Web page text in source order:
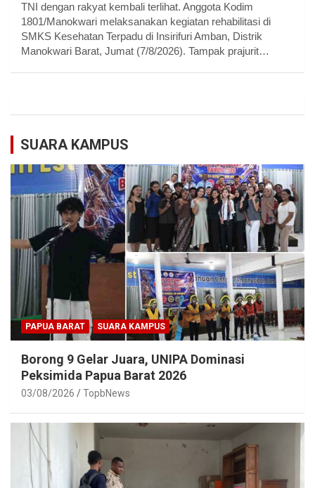
TNI dengan rakyat kembali terlihat. Anggota Kodim
1801/Manokwari melaksanakan kegiatan rehabilitasi di
SMKS Kesehatan Terpadu di Insirifuri Amban, Distrik
Manokwari Barat, Jumat (7/8/2026). Tampak prajurit…
SUARA KAMPUS
PAPUA BARAT SUARA KAMPUS
Borong 9 Gelar Juara, UNIPA Dominasi
Peksimida Papua Barat 2026
03/08/2026 TopbNews